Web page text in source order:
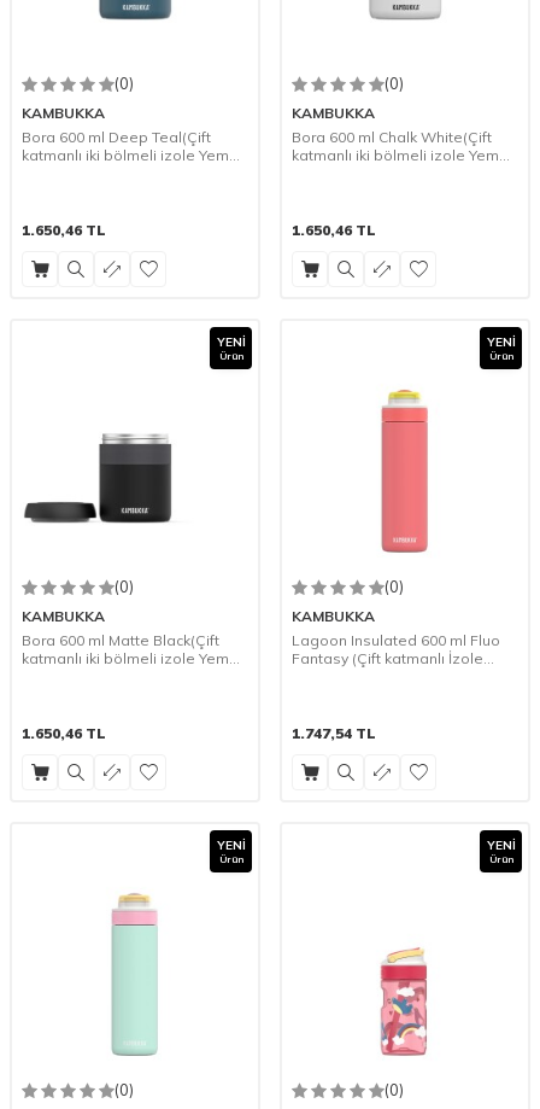
(0)
KAMBUKKA
Bora 600 ml Deep Teal(Çift
katmanlı iki bölmeli izole Yemek
1.650,46 TL
(0)
KAMBUKKA
Bora 600 ml Chalk White(Çift
katmanlı iki bölmeli izole Yemek
1.650,46 TL
YENI
Ürün
(0)
KAMBUKKA
Bora 600 ml Matte Black(Çift
katmanlı iki bölmeli izole Yemek
1.650,46 TL
YENI
Ürün
(0)
KAMBUKKA
Lagoon Insulated 600 ml Fluo
Fantasy (Çift katmanlı İzole
1.747,54 TL
YENI
Ürün
(0)
YENI
Ürün
(0)